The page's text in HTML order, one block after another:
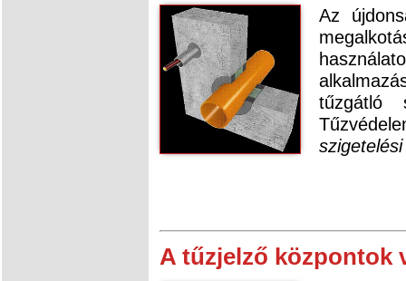
Az
tűzgátló
A tűzjelző központok